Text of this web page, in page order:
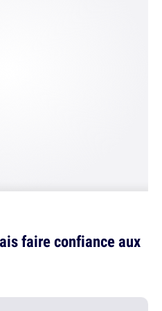
faire confiance aux